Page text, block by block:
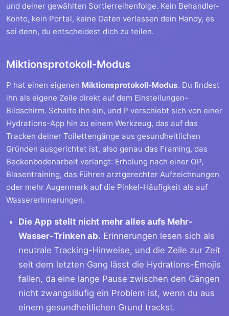
und deiner gewählten Sortierreihenfolge. Kein Behandler-
Konto, kein Portal, keine Daten verlassen dein Handy, es
sei denn, du entscheidest dich zu teilen.
Miktionsprotokoll-Modus
P hat einen eigenen Miktionsprotokoll-Modus. Du findest
ihn als eigene Zeile direkt auf dem Einstellungen-
Bildschirm. Schalte ihn ein, und P verschiebt sich von einer
Hydrations-App hin zu einem Werkzeug, das auf das
Tracken deiner Toilettengänge aus gesundheitlichen
Gründen ausgerichtet ist, also genau das Framing, das
Beckenbodenarbeit verlangt: Erholung nach einer OP,
Blasentraining, das Führen arztgerechter Aufzeichnungen
oder mehr Augenmerk auf die Pinkel-Häufigkeit als auf
Wassererinnerungen.
Die App stellt nicht mehr alles aufs Mehr-
Wasser-Trinken ab. Erinnerungen lesen sich als
neutrale Tracking-Hinweise, und die Zeile zur Zeit
seit dem letzten Gang lässt die Hydrations-Emojis
fallen, da eine lange Pause zwischen den Gängen
nicht zwangsläufig ein Problem ist, wenn du aus
einem gesundheitlichen Grund trackst.